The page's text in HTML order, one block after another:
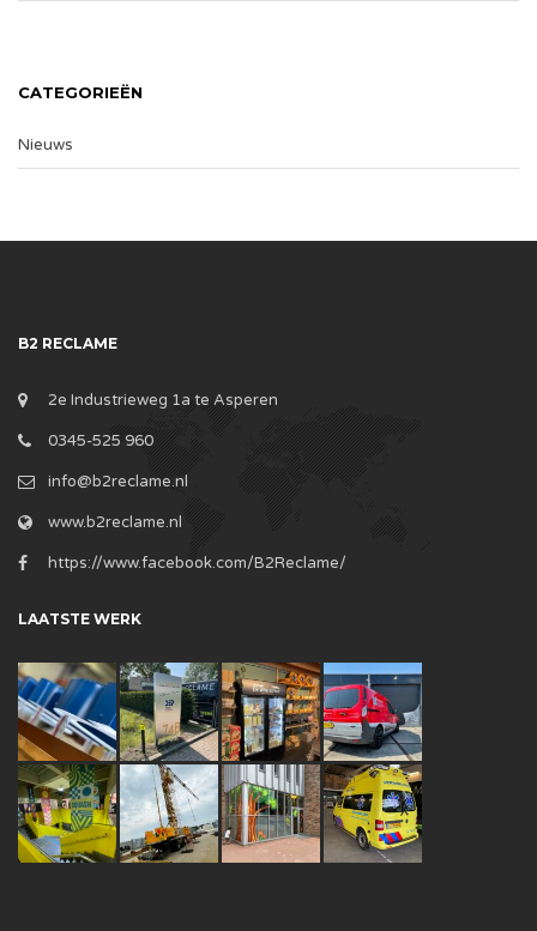
CATEGORIEËN
Nieuws
B2 RECLAME
2e Industrieweg 1a te Asperen
0345-525 960
info@b2reclame.nl
www.b2reclame.nl
https://www.facebook.com/B2Reclame/
LAATSTE WERK